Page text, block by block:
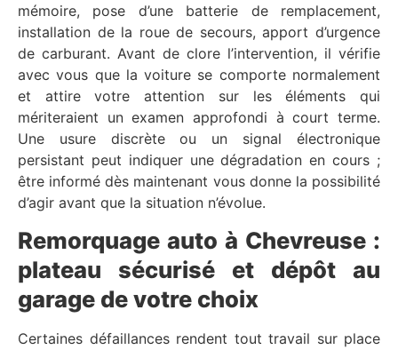
mémoire, pose d’une batterie de remplacement,
installation de la roue de secours, apport d’urgence
de carburant. Avant de clore l’intervention, il vérifie
avec vous que la voiture se comporte normalement
et attire votre attention sur les éléments qui
mériteraient un examen approfondi à court terme.
Une usure discrète ou un signal électronique
persistant peut indiquer une dégradation en cours ;
être informé dès maintenant vous donne la possibilité
d’agir avant que la situation n’évolue.
Remorquage auto à Chevreuse :
plateau sécurisé et dépôt au
garage de votre choix
Certaines défaillances rendent tout travail sur place